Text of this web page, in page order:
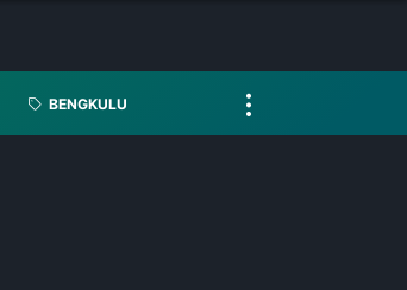
BENGKULU